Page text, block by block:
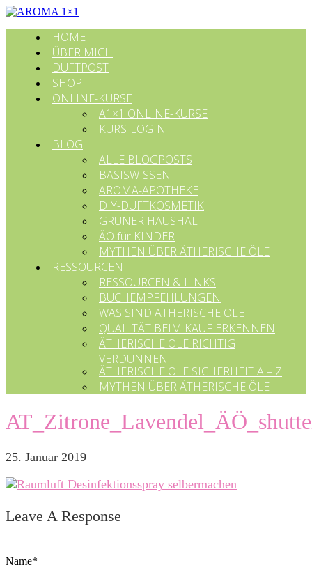
HOME
ÜBER MICH
DUFTPOST
SHOP
ONLINE-KURSE
A1×1 ONLINE-KURSE
KURS-LOGIN
BLOG
ALLE BLOGPOSTS
BASISWISSEN
AROMA-APOTHEKE
DIY-DUFTKOSMETIK
GRÜNER HAUSHALT
ÄÖ für KINDER
MYTHEN ÜBER ÄTHERISCHE ÖLE
RESSOURCEN
RESSOURCEN & LINKS
BUCHEMPFEHLUNGEN
WAS SIND ÄTHERISCHE ÖLE
QUALITÄT BEIM KAUF ERKENNEN
ÄTHERISCHE ÖLE RICHTIG
VERDÜNNEN
ÄTHERISCHE ÖLE SICHERHEIT A – Z
MYTHEN ÜBER ÄTHERISCHE ÖLE
25. Januar 2019
Leave A Response
Name*